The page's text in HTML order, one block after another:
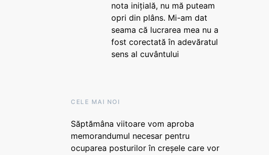
nota inițială, nu mă puteam
opri din plâns. Mi-am dat
seama că lucrarea mea nu a
fost corectată în adevăratul
sens al cuvântului
CELE MAI NOI
Săptămâna viitoare vom aproba
memorandumul necesar pentru
ocuparea posturilor în creșele care vor